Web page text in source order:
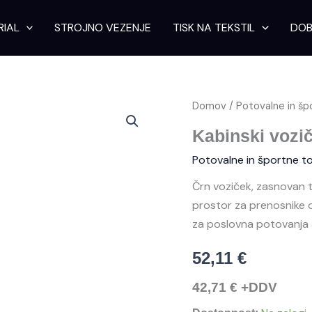
STROJNO VEZENJE TISK NA TEKSTIL
Domov /Potovalne in
Kabinski
Potovalne in športne
Črn voziček, zasnovan
prostor za prenosnike
za poslovna potovanja
52,11€
42,71€ +DDV
Kabinski
Palmas
količina